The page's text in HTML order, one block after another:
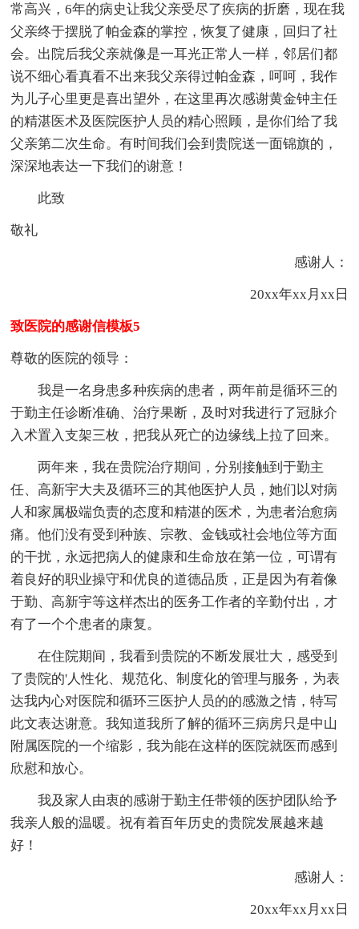
常高兴，6年的病史让我父亲受尽了疾病的折磨，现在我
父亲终于摆脱了帕金森的掌控，恢复了健康，回归了社
会。出院后我父亲就像是一耳光正常人一样，邻居们都
说不细心看真看不出来我父亲得过帕金森，呵呵，我作
为儿子心里更是喜出望外，在这里再次感谢黄金钟主任
的精湛医术及医院医护人员的精心照顾，是你们给了我
父亲第二次生命。有时间我们会到贵院送一面锦旗的，
深深地表达一下我们的谢意！
此致
敬礼
感谢人：
20xx年xx月xx日
致医院的感谢信模板5
尊敬的医院的领导：
我是一名身患多种疾病的患者，两年前是循环三的
于勤主任诊断准确、治疗果断，及时对我进行了冠脉介
入术置入支架三枚，把我从死亡的边缘线上拉了回来。
两年来，我在贵院治疗期间，分别接触到于勤主
任、高新宇大夫及循环三的其他医护人员，她们以对病
人和家属极端负责的态度和精湛的医术，为患者治愈病
痛。他们没有受到种族、宗教、金钱或社会地位等方面
的干扰，永远把病人的健康和生命放在第一位，可谓有
着良好的职业操守和优良的道德品质，正是因为有着像
于勤、高新宇等这样杰出的医务工作者的辛勤付出，才
有了一个个患者的康复。
在住院期间，我看到贵院的不断发展壮大，感受到
了贵院的'人性化、规范化、制度化的管理与服务，为表
达我内心对医院和循环三医护人员的的感激之情，特写
此文表达谢意。我知道我所了解的循环三病房只是中山
附属医院的一个缩影，我为能在这样的医院就医而感到
欣慰和放心。
我及家人由衷的感谢于勤主任带领的医护团队给予
我亲人般的温暖。祝有着百年历史的贵院发展越来越
好！
感谢人：
20xx年xx月xx日